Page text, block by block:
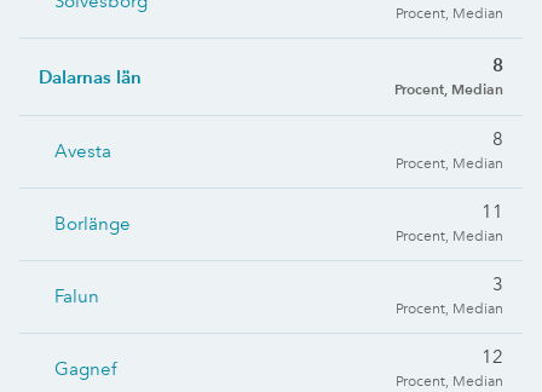
Procent, Median
Dalarnas län
8
Procent, Median
Avesta
8
Procent, Median
Borlänge
11
Procent, Median
Falun
3
Procent, Median
Gagnef
12
Procent, Median